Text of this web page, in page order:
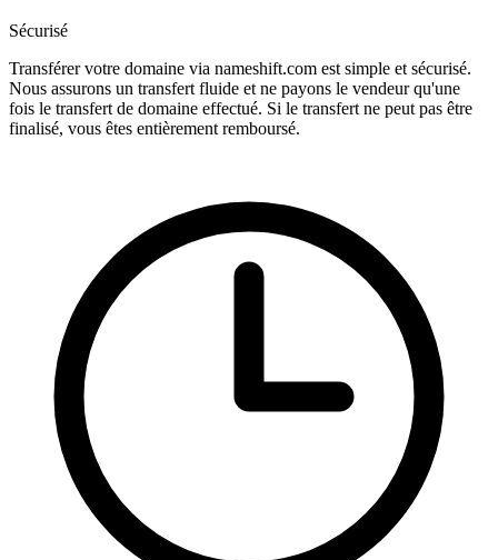
Sécurisé
Transférer votre domaine via nameshift.com est simple et sécurisé.
Nous assurons un transfert fluide et ne payons le vendeur qu'une
fois le transfert de domaine effectué. Si le transfert ne peut pas être
finalisé, vous êtes entièrement remboursé.